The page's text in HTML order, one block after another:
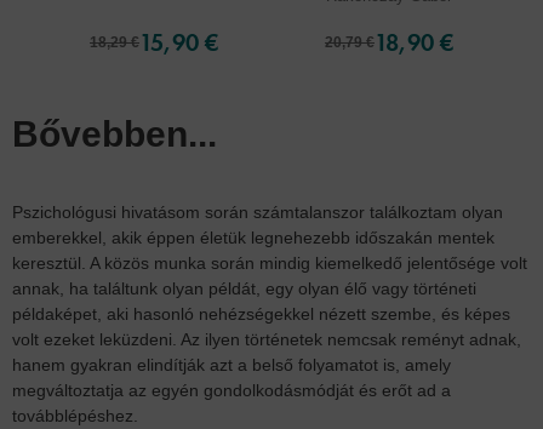
18,29 €15,90 € 20,79 €18,90 €
Bővebben...
Pszichológusi hivatásom során számtalanszor találkoztam olyan
emberekkel, akik éppen életük legnehezebb időszakán mentek
keresztül. A közös munka során mindig kiemelkedő jelentősége volt
annak, ha találtunk olyan példát, egy olyan élő vagy történeti
példaképet, aki hasonló nehézségekkel nézett szembe, és képes
volt ezeket leküzdeni. Az ilyen történetek nemcsak reményt adnak,
hanem gyakran elindítják azt a belső folyamatot is, amely
megváltoztatja az egyén gondolkodásmódját és erőt ad a
továbblépéshez.